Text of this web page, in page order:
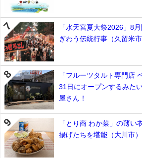
「水天宮夏大祭2026」8
ぎわう伝統行事（久留米
「フルーツタルト専門店
31日にオープンするみた
屋さん！
「とり商 わか菜」の薄い
揚げたちを堪能（大川市）